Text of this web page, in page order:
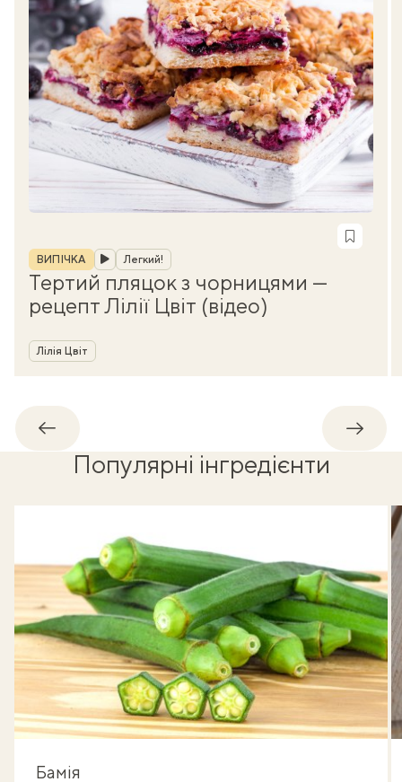
Рубрика
ВИПІЧКА Легкий!
Тертий пляцок з чорницями —
рецепт Лілії Цвіт (відео)
Автор
Лілія Цвіт
Назад
Популярні інгредієнти
Бамія